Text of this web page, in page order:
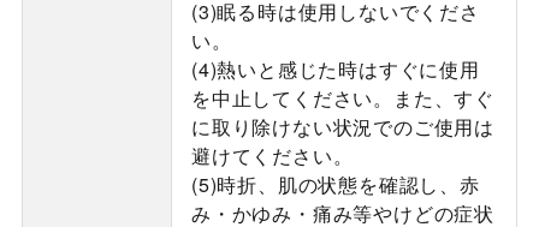
(3)眠る時は使用しないでくださ
い。
(4)熱いと感じた時はすぐに使用
を中止してください。また、すぐ
に取り除けない状況でのご使用は
避けてください。
(5)時折、肌の状態を確認し、赤
み・かゆみ・痛み等やけどの症状